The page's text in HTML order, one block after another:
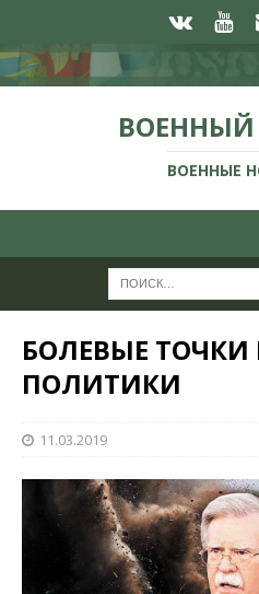
ВОЕННЫЕ
БОЛЕВЫЕ
ПОЛИТИКИ
11.03.2019